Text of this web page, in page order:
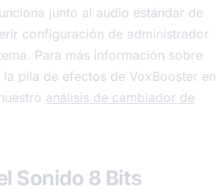
junto al audio estándar de
configuración de administrador
Para más información sobre
pila de efectos de VoxBooster en
análisis de cambiador de
Sonido 8 Bits